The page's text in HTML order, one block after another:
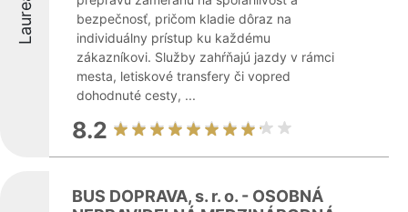
Laureáti
bezpečnosť, pričom kladie dôraz na
individuálny prístup ku každému
zákazníkovi. Služby zahŕňajú jazdy v rámci
mesta, letiskové transfery či vopred
dohodnuté cesty, ...
8.2
BUS DOPRAVA, s. r. o. - OSOBNÁ